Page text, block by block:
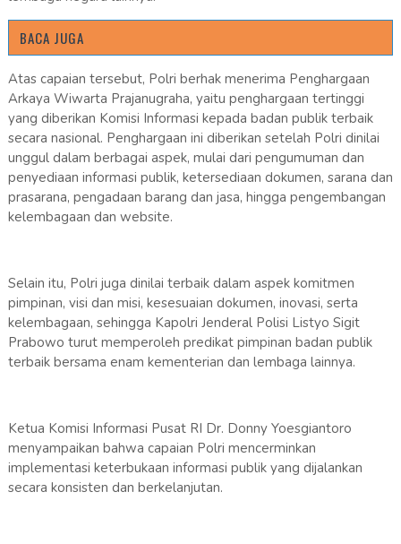
BACA JUGA
Atas capaian tersebut, Polri berhak menerima Penghargaan
Arkaya Wiwarta Prajanugraha, yaitu penghargaan tertinggi
yang diberikan Komisi Informasi kepada badan publik terbaik
secara nasional. Penghargaan ini diberikan setelah Polri dinilai
unggul dalam berbagai aspek, mulai dari pengumuman dan
penyediaan informasi publik, ketersediaan dokumen, sarana dan
prasarana, pengadaan barang dan jasa, hingga pengembangan
kelembagaan dan website.
Selain itu, Polri juga dinilai terbaik dalam aspek komitmen
pimpinan, visi dan misi, kesesuaian dokumen, inovasi, serta
kelembagaan, sehingga Kapolri Jenderal Polisi Listyo Sigit
Prabowo turut memperoleh predikat pimpinan badan publik
terbaik bersama enam kementerian dan lembaga lainnya.
Ketua Komisi Informasi Pusat RI Dr. Donny Yoesgiantoro
menyampaikan bahwa capaian Polri mencerminkan
implementasi keterbukaan informasi publik yang dijalankan
secara konsisten dan berkelanjutan.